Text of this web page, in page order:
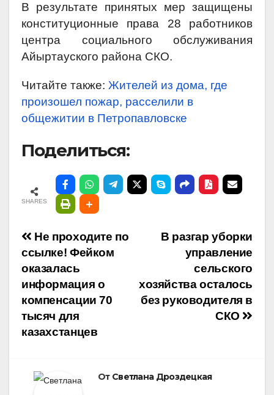
В результате принятых мер защищены
конституционные права 28 работников
центра социального обслуживания
Айыртауского района СКО.
Читайте также: Жителей из дома, где
произошел пожар, расселили в
общежитии в Петропавловске
Поделиться:
SHARES
Навигация
по
записям
В разгар уборки
управление
сельского
хозяйства осталось
без руководителя в
СКО
Не проходите по
ссылке! Фейком
оказалась
информация о
компенсации 70
тысяч для
казахстанцев
От Светлана Дроздецкая